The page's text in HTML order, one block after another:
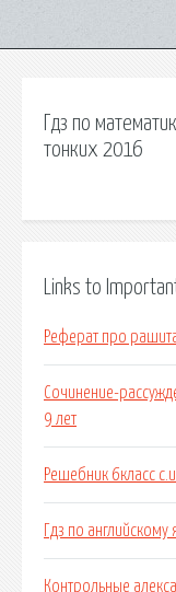
Гдз по
тонких 2016
Links to
Реферат про
Сочинение-
9 лет
Решебник 6класс
Гдз по
Контрольные